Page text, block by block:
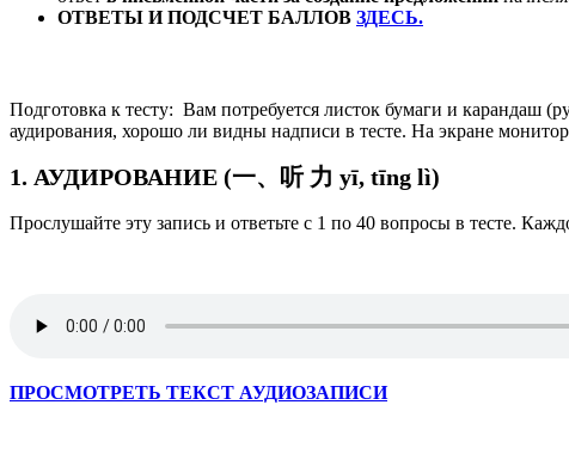
ОТВЕТЫ И ПОДСЧЕТ БАЛЛОВ ЗДЕСЬ.
Подготовка к тесту: Вам потребуется листок бумаги и карандаш
аудирования, хорошо ли видны надписи в тесте. На экране
1. АУДИРОВАНИЕ (一、听 力 yī, tīng lì)
Прослушайте эту запись и ответьте с 1 по 40 вопросы в тесте.
ПРОСМОТРЕТЬ ТЕКСТ АУДИОЗАПИСИ